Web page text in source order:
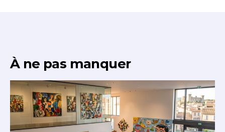
À ne pas manquer